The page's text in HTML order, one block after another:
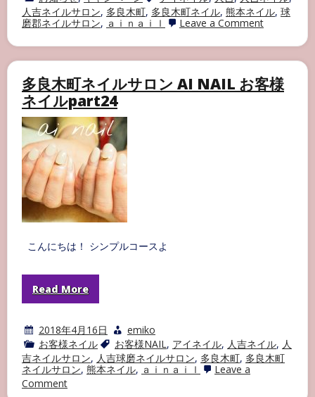
人吉ネイルサロン, 多良木町, 多良木町ネイル, 熊本ネイル, 球
磨郡ネイルサロン, ａｉｎａｉｌ Leave a Commenton
nail
め
ま
多良木町ネイルサロン AI NAIL お客様
ネイルpart24
こんにちは！ シンプルコースよ
Read More
2018年4月16日
emiko
お客様ネイル
お客様NAIL, アイネイル, 人吉ネイル, 人
吉ネイルサロン, 人吉球磨ネイルサロン, 多良木町, 多良木町
ネイルサロン, 熊本ネイル, ａｉｎａｉｌ
Leave a
Commenton